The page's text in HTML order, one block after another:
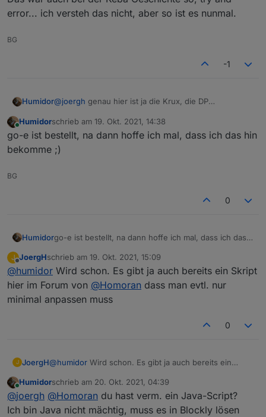
error... ich versteh das nicht, aber so ist es nunmal.
BG
-1
Humidor@joergh genau hier ist ja die Krux, die DP
wie in der API Dokumentation....
naja, inzwischen kann ich es Anhand der Reihenfolge
erahnen.
ich werde mir die DP ansehen, wenn /vor ein
Das war auch bei der Keba Geschichte so, try and
Online
Humidorschrieb am 19. Okt. 2021, 14:38
zuletzt editiert von
go-e ist bestellt, na dann hoffe ich mal, dass ich das hin
bekomme ;)
BG
0
Humidorgo-e ist bestellt, na dann hoffe ich mal, dass ich das
J
Offline
JoergHschrieb am 19. Okt. 2021, 15:09
zuletzt editiert von
@humidor Wird schon. Es gibt ja auch bereits ein Skript
hier im Forum von @Homoran dass man evtl. nur
minimal anpassen muss
0
J JoergH@humidor Wird schon. Es gibt ja auch bereits ein
minimal anpassen muss
Online
Humidorschrieb am 20. Okt. 2021, 04:39
zuletzt editiert von
@joergh @Homoran du hast verm. ein Java-Script?
Ich bin Java nicht mächtig, muss es in Blockly lösen